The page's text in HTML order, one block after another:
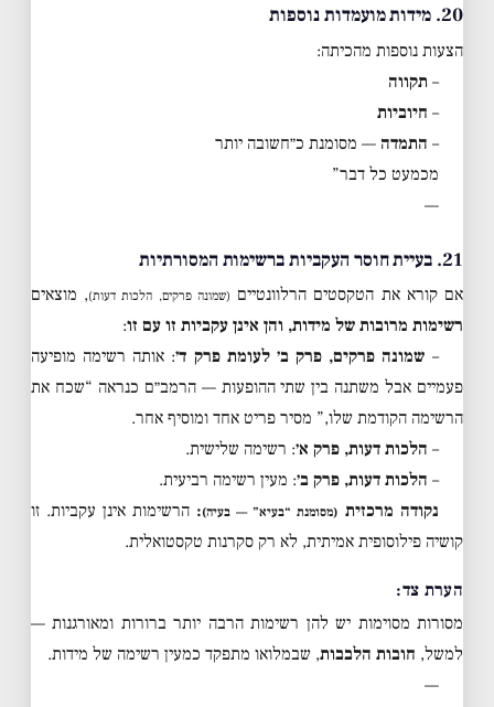
20. מידות מועמדות נוספות
הצעות נוספות מהכיתה:
–תקווה
– חיוביות
– התמדה — מסומנת כ״חשובה יותר
מכמעט כל דבר”
—
21. בעיית חוסר העקביות ברשימות המסורתיות
אם קורא את הטקסטים הרלוונטיים (שמונה פרקים, הלכות דעות), מוצאים
רשימות מרובות של מידות, והן אינן עקביות זו עם זו:
– שמונה פרקים, פרק ב׳ לעומת פרק ד׳: אותה רשימה מופיעה
פעמיים אבל משתנה בין שתי ההופעות — הרמב״ם כנראה “שכח את
הרשימה הקודמת שלו,” מסיר פריט אחד ומוסיף אחר.
– הלכות דעות, פרק א׳: רשימה שלישית.
– הלכות דעות, פרק ב׳: מעין רשימה רביעית.
נקודה מרכזית (מסומנת “בעיא” — בעיה): הרשימות אינן עקביות. זו
קושיה פילוסופית אמיתית, לא רק סקרנות טקסטואלית.
הערת צד:
מסורות מסוימות יש להן רשימות הרבה יותר ברורות ומאורגנות —
למשל, חובות הלבבות, שבמלואו מתפקד כמעין רשימה של מידות.
—